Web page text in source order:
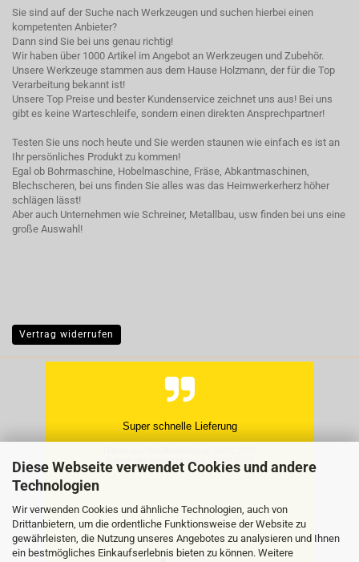
Diese Webseite verwendet Cookies und andere
Technologien
Wir verwenden Cookies und ähnliche Technologien, auch von
Drittanbietern, um die ordentliche Funktionsweise der Website zu
gewährleisten, die Nutzung unseres Angebotes zu analysieren und Ihnen
ein bestmögliches Einkaufserlebnis bieten zu können. Weitere
Sie sind auf der Suche nach Werkzeugen und suchen hierbei einen
kompetenten Anbieter?
Dann sind Sie bei uns genau richtig!
Wir haben über 1000 Artikel im Angebot an Werkzeugen und Zubehör.
Unsere Werkzeuge stammen aus dem Hause Holzmann, der für die Top
Verarbeitung bekannt ist!
Unsere Top Preise und bester Kundenservice zeichnet uns aus! Bei uns
gibt es keine Warteschleife, sondern einen direkten Ansprechpartner!
Testen Sie uns noch heute und Sie werden staunen wie einfach es ist an
Ihr persönliches Produkt zu kommen!
Egal ob Bohrmaschine, Hobelmaschine, Fräse, Abkantmaschinen,
Blechscheren, bei uns finden Sie alles was das Heimwerkerherz höher
schlägen lässt!
Aber auch Unternehmen wie Schreiner, Metallbau, usw finden bei uns eine
große Auswahl!
Vertrag widerrufen
Hat super geklappt, gern wieder.
Datum der Kauferfahrung: 20.07.2026